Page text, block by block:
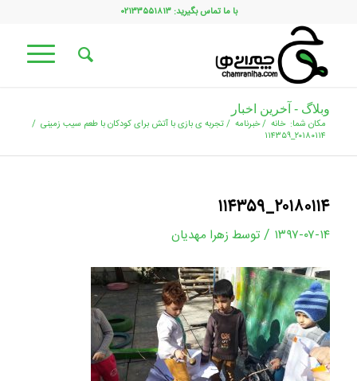
با ما تماس بگیرید: ۰۲۱۳۳۵۵۱۸۱۳
وبلاگ - آخرین اخبار
مکان شما: خانه /خبرنامه /تجربه ی بازی با آتش برای کودکان با طعم سیب زمینی /
۲۰۱۸۰۱۱۴_۱۱۴۳۵۹
۲۰۱۸۰۱۱۴_۱۱۴۳۵۹
۱۳۹۷-۰۷-۱۴ / توسط زهرا مهدیان